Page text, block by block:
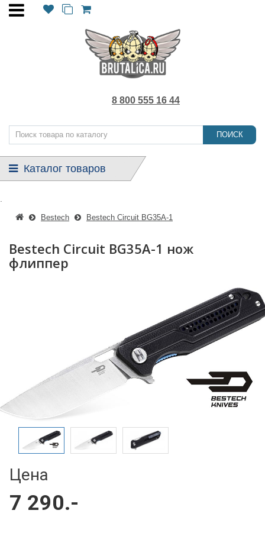
8 800 555 16 44
ПОИСК
Каталог товаров
Bestech Bestech Circuit BG35A-1
Bestech Circuit BG35A-1 нож
флиппер
Цена
7 290.-